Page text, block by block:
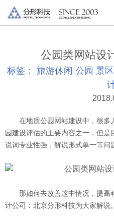
公园类网站设
标签： 旅游休闲 公园 景
在地质公园网站建设中，很多
园建设评估的主要内容之一，但
说词专业性强，解说形式单一等问
那如何去改善这中情况，提高
计公司：北京分形科技为大家解说。